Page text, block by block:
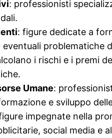
: professionisti
: figure dedicate a
problematiche
i rischi e i premi
Umane:
e sviluppo
impegnate nella
social media e